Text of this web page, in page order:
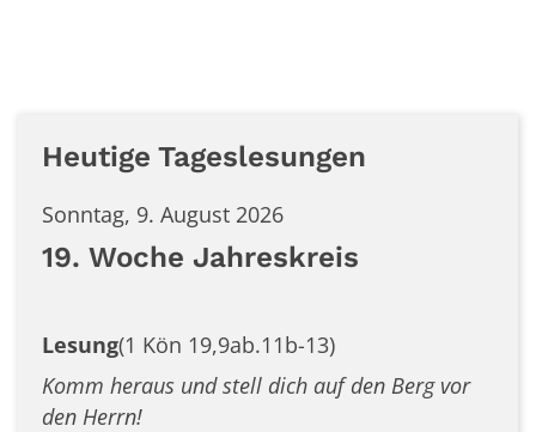
Heutige Tageslesungen
Sonntag, 9. August 2026
19. Woche Jahreskreis
Lesung(1 Kön 19,9ab.11b-13)
Komm heraus und stell dich auf den Berg vor
den Herrn!